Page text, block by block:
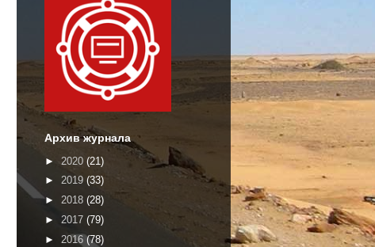
Архив журнала
► 2020 (21)
► 2019 (33)
► 2018 (28)
► 2017 (79)
► 2016 (78)